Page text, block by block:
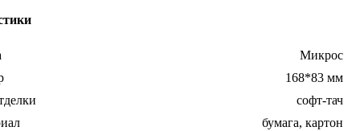
Микрос
168*83 мм
софт-тач
бумага, картон